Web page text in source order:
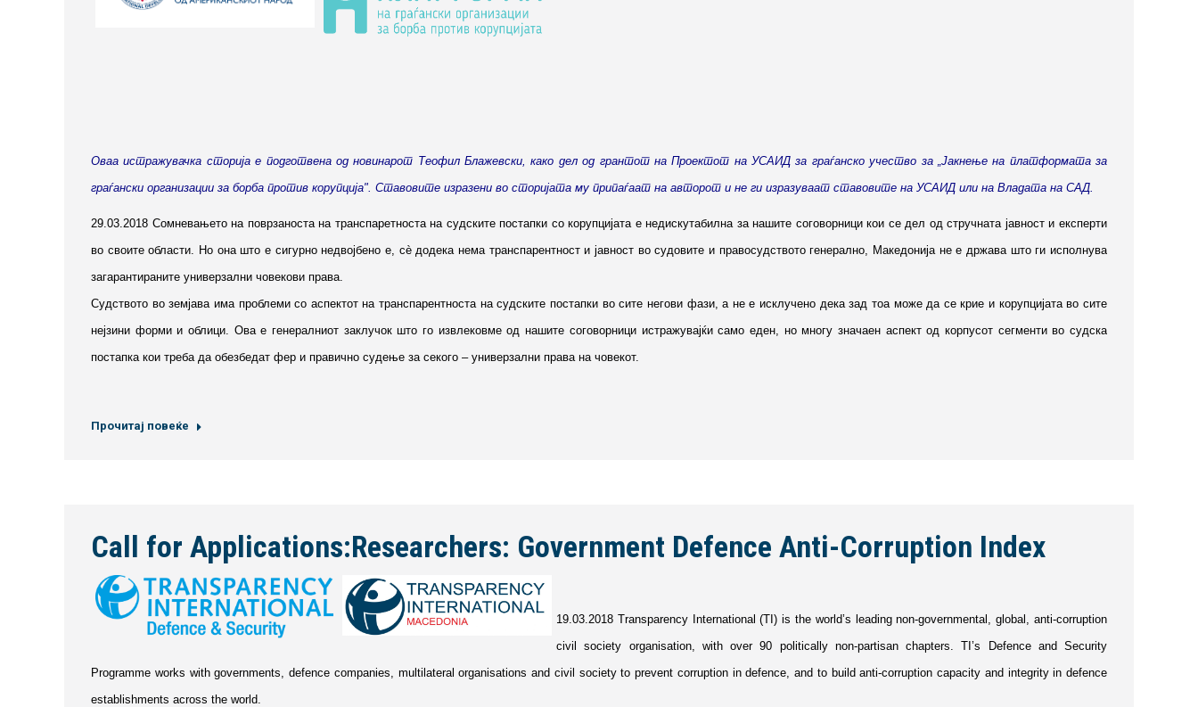
Оваа истражувачка сторија е подготвена од новинарот Теофил Блажевски, како дел од грантот на Проектот на УСАИД за граѓанско учество за „Јакнење на платформата за
граѓански организации за борба против корупција". Ставовите изразени во сторијата му припаѓаат на авторот и не ги изразуваат ставовите на УСАИД или на Владата на САД.
29.03.2018 Сомневањето на поврзаноста на транспаретноста на судските постапки со корупцијата е недискутабилна за нашите соговорници кои се дел од стручната јавност и експерти
во своите области. Но она што е сигурно недвојбено е, сè додека нема транспарентност и јавност во судовите и правосудството генерално, Македонија не е држава што ги исполнува
загарантираните универзални човекови права.
Судството во земјава има проблеми со аспектот на транспарентноста на судските постапки во сите негови фази, а не е исклучено дека зад тоа може да се крие и корупцијата во сите
нејзини форми и облици. Ова е генералниот заклучок што го извлековме од нашите соговорници истражувајќи само еден, но многу значаен аспект од корпусот сегменти во судска
постапка кои треба да обезбедат фер и правично судење за секого – универзални права на човекот.
Прочитај повеќе
Call for Applications:Researchers: Government Defence Anti-Corruption Index
19.03.2018 Transparency International (TI) is the world’s leading non-governmental, global, anti-corruption
civil society organisation, with over 90 politically non-partisan chapters. TI’s Defence and Security
Programme works with governments, defence companies, multilateral organisations and civil society to prevent corruption in defence, and to build anti-corruption capacity and integrity in defence
establishments across the world.